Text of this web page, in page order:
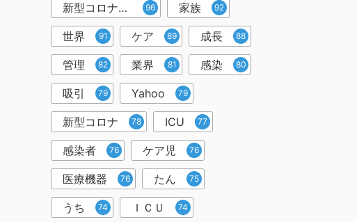
新型コロナウイルス 96 家族 92
世界 91 ケア 89 成長 88
管理 82 業界 81 感染 80
吸引 79 Yahoo 79
新型コロナ 78 ICU 77
感染者 76 ケア児 76
医療機器 76 たん 75
うち 74 ＩＣＵ 74